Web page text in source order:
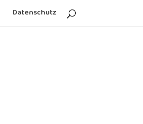
Datenschutz